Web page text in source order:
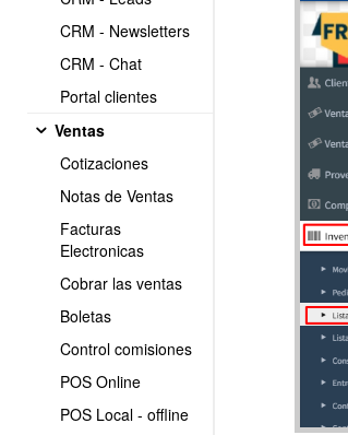
CRM - Newsletters
CRM - Chat
Portal clientes
Ventas
Cotizaciones
Notas de Ventas
Facturas
Electronicas
Cobrar las ventas
Boletas
Control comisiones
POS Online
POS Local - offline